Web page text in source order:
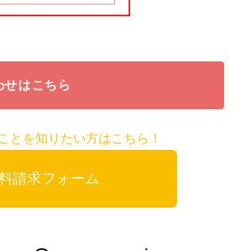
せはこちら
とを知りたい方はこちら！
請求フォーム